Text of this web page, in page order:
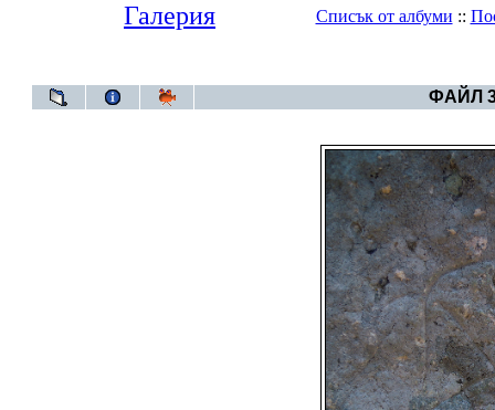
Галерия Списък от албуми ::
ФАЙЛ 3